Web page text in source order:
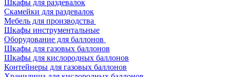
Шкафы для раздевалок
Скамейки для раздевалок
Мебель для производства
Шкафы инструментальные
Оборудование для баллонов
Шкафы для газовых баллонов
Шкафы для кислородных баллонов
Контейнеры для газовых баллонов